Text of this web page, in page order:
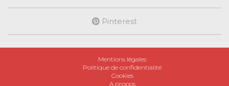
Pinterest
Mentions légales
Politique de confidentialité
Cookies
A propos